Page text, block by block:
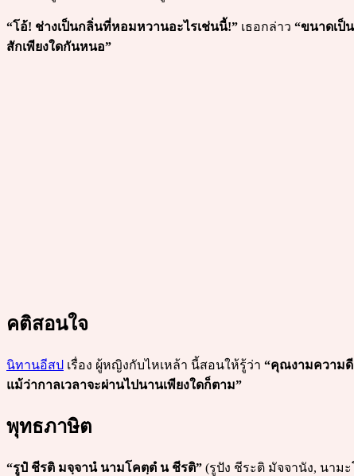
“โอ้! ช่างเป็นกลิ่นที่หอมหวานอะไรเช่นนี้!” เธอกล่าว “ขนาดเป็
สักเพียงใดกันหนอ”
คติสอนใจ
นิทานอีสป เรื่อง ผู้หญิงกับไหเหล้า นี้สอนให้รู้ว่า “คุณงามความดี
แม้ว่ากาลเวลาจะผ่านไปนานเพียงใดก็ตาม”
พุทธภาษิต
“รูปํ ชีรติ มจฺจานํ นามโคตฺตํ น ชีรติ” (รูปัง ชีระติ มัจจานัง, นาม